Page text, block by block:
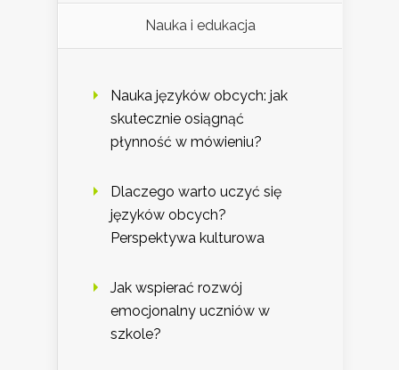
Nauka i edukacja
Nauka języków obcych: jak
skutecznie osiągnąć
płynność w mówieniu?
Dlaczego warto uczyć się
języków obcych?
Perspektywa kulturowa
Jak wspierać rozwój
emocjonalny uczniów w
szkole?